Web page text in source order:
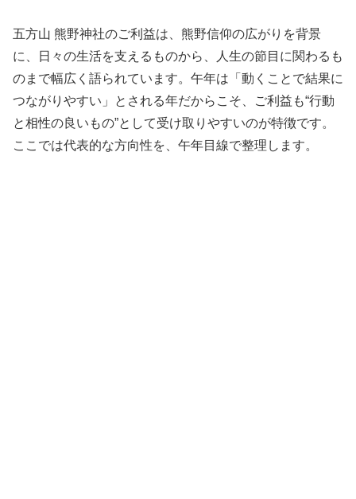
五方山 熊野神社のご利益は、熊野信仰の広がりを背景
に、日々の生活を支えるものから、人生の節目に関わるも
のまで幅広く語られています。午年は「動くことで結果に
つながりやすい」とされる年だからこそ、ご利益も“行動
と相性の良いもの”として受け取りやすいのが特徴です。
ここでは代表的な方向性を、午年目線で整理します。